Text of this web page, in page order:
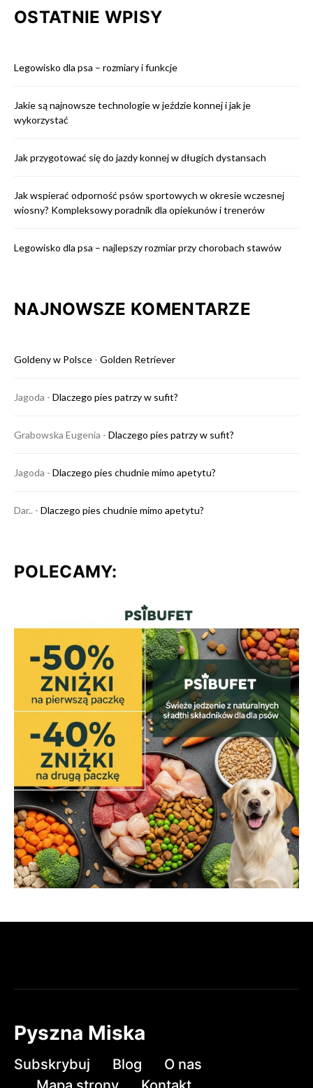
OSTATNIE WPISY
Legowisko dla psa – rozmiary i funkcje
Jakie są najnowsze technologie w jeździe konnej i jak je
wykorzystać
Jak przygotować się do jazdy konnej w długich dystansach
Jak wspierać odporność psów sportowych w okresie wczesnej
wiosny? Kompleksowy poradnik dla opiekunów i trenerów
Legowisko dla psa – najlepszy rozmiar przy chorobach stawów
NAJNOWSZE KOMENTARZE
Goldeny w Polsce - Golden Retriever
Jagoda - Dlaczego pies patrzy w sufit?
Grabowska Eugenia - Dlaczego pies patrzy w sufit?
Jagoda - Dlaczego pies chudnie mimo apetytu?
Dar.. - Dlaczego pies chudnie mimo apetytu?
POLECAMY:
Pyszna Miska
Subskrybuj Blog
O nas